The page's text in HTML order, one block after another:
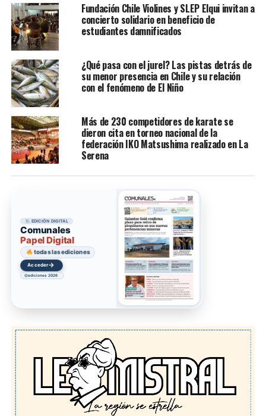
Fundación Chile Violines y SLEP Elqui invitan a
concierto solidario en beneficio de
estudiantes damnificados
¿Qué pasa con el jurel? Las pistas detrás de
su menor presencia en Chile y su relación
con el fenómeno de El Niño
Más de 230 competidores de karate se
dieron cita en torneo nacional de la
federación IKO Matsushima realizado en La
Serena
EDICIÓN DIGITAL
Comunales
Papel Digital
todas las ediciones
Acceder→
ediciones 2026